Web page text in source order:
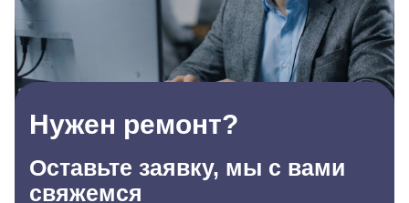
Нужен ремонт?
Оставьте заявку, мы с вами
свяжемся